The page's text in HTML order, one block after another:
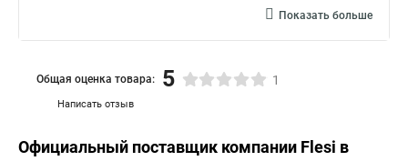
Показать больше
Написать отзыв
Общая оценка товара: 5 1
Официальный поставщик компании Flesi в